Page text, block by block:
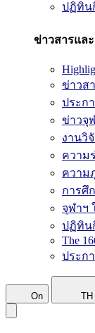
ปฏิทิน
ข่าวสารแล
ข่าวส
ประก
ข่าวจุ
งานวิ
ความ
ความ
การศึ
จุฬาฯ
ปฏิทิน
The
ประก
On TH